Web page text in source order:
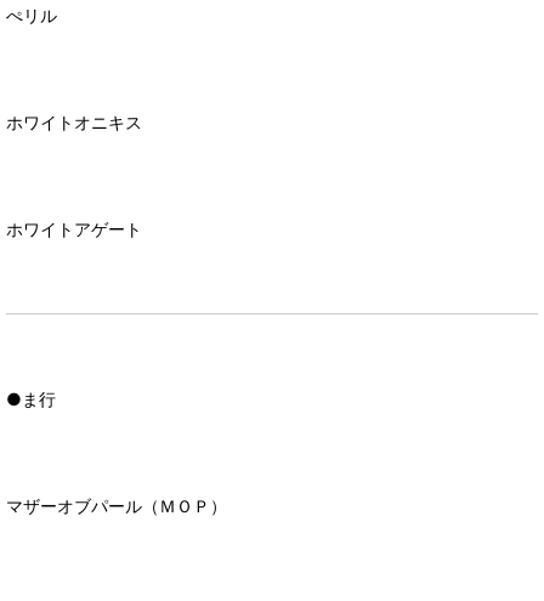
ぺリル
ホワイトオニキス
ホワイトアゲート
●ま行
マザーオブパール（ＭＯＰ）